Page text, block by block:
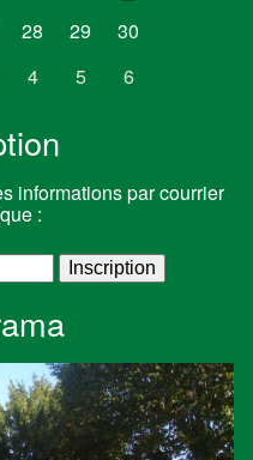
28 29
30
4 5 6
informations par courrier
: